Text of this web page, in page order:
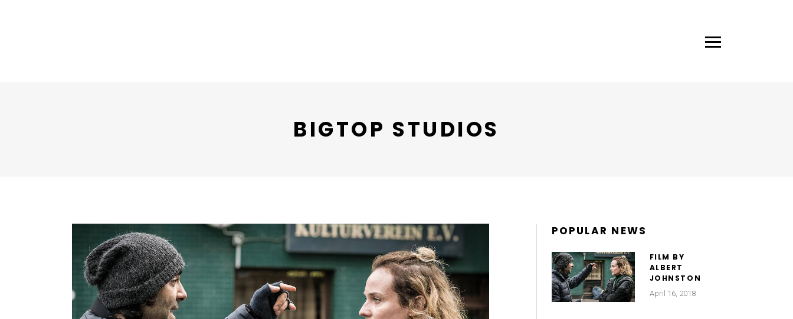
BIGTOP STUDIOS
POPULAR NEWS
FILM BY
ALBERT
JOHNSTON
April 16, 2018